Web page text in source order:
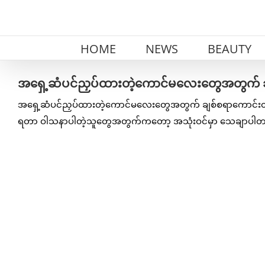
HOME NEWS BEAUTY
အရှေ့ဆံပင်ညှပ်ထားတဲ့ကောင်မလေးတွေအတွက် ချ
အရှေ့ဆံပင်ညှပ်ထားတဲ့ကောင်မလေးတွေအတွက် ချစ်စရာကောင်း
ရတာ ဝါသနာပါတဲ့သူတွေအတွက်ကတော့ အသုံးဝင်မှာ သေချာပါ